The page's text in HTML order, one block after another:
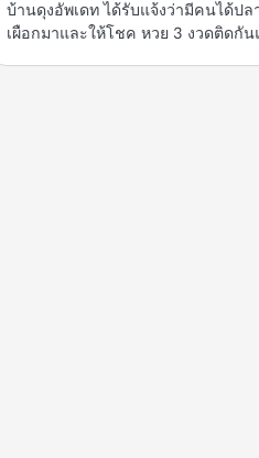
บ้านดุงอัพเดท ได้รับแจ้งว่ามีคนได้ปล
เผือกมาและให้โชค หวย 3 งวดติดกัน